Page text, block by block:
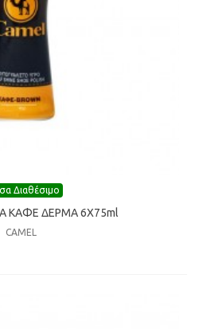
Διαθέσιμο
ΚΑΦΕ ΔΕΡΜΑ 6Χ75ml
CAMEL